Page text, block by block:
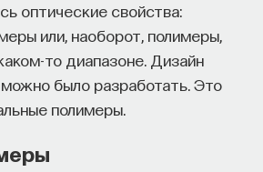
оптические свойства:
или, наоборот, полимеры,
то диапазоне. Дизайн
было разработать. Это
полимеры.
МАТЕМАТИКА
Небольшие молекулы РНК,
отличают ДНК коалы
материала ретровируса
синтез частиц вируса.
процесс прошли все
вирусы.